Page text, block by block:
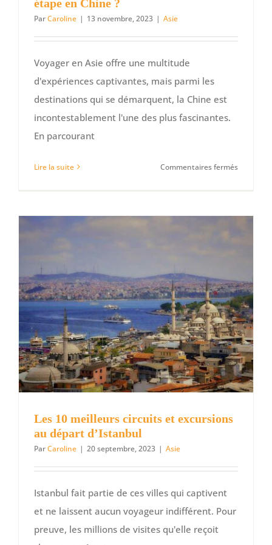
étape en Chine ?
ParCaroline | 13 novembre, 2023 | Asie
Voyager en Asie offre une multitude
d'expériences captivantes, mais parmi les
destinations qui se démarquent, la Chine est
incontestablement l'une des plus fascinantes.
En parcourant
Lire la suite Commentaires ferméssur
faisiez
une
étape
en
Chine
?
Les 10 meilleurs circuits et excursions
au départ d’Istanbul
ParCaroline | 20 septembre, 2023 | Asie
Istanbul fait partie de ces villes qui captivent
et ne laissent aucun voyageur indifférent. Pour
preuve, les millions de visites qu'elle reçoit